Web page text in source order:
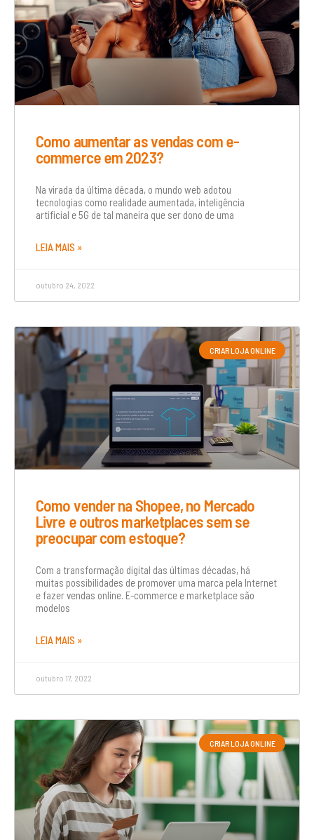
Como aumentar as vendas com e-
commerce em 2023?
Na virada da última década, o mundo web adotou
tecnologias como realidade aumentada, inteligência
artificial e 5G de tal maneira que ser dono de uma
LEIA MAIS »
outubro 24, 2022
CRIAR LOJA ONLINE
Como vender na Shopee, no Mercado
Livre e outros marketplaces sem se
preocupar com estoque?
Com a transformação digital das últimas décadas, há
muitas possibilidades de promover uma marca pela Internet
e fazer vendas online. E-commerce e marketplace são
modelos
LEIA MAIS »
outubro 17, 2022
CRIAR LOJA ONLINE